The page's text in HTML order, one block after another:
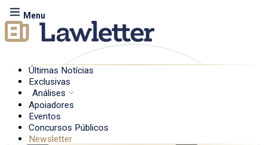
Menu
Últimas Notícias
Exclusivas
Análises
Apoiadores
Eventos
Concursos Públicos
Newsletter